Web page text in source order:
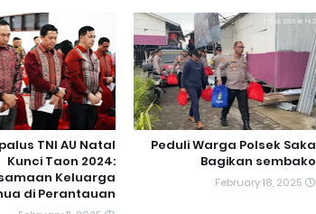
Peduli Warga Polsek Saka
Bagikan sembako
February 18, 2025
TNI AU Natal
Kunci Taon 2024:
Keluarga
di Perantauan